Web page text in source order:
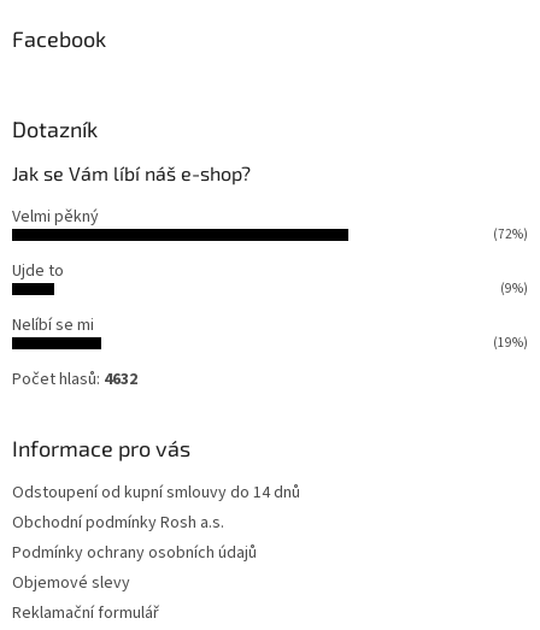
Facebook
Dotazník
Jak se Vám líbí náš e-shop?
Velmi pěkný
(72%)
Ujde to
(9%)
Nelíbí se mi
(19%)
Počet hlasů: 4632
Informace pro vás
Odstoupení od kupní smlouvy do 14 dnů
Obchodní podmínky Rosh a.s.
Podmínky ochrany osobních údajů
Objemové slevy
Reklamační formulář